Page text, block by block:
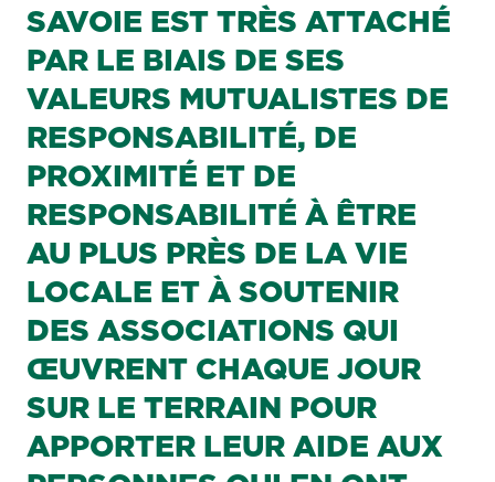
SAVOIE EST TRÈS ATTACHÉ
PAR LE BIAIS DE SES
VALEURS MUTUALISTES DE
RESPONSABILITÉ, DE
PROXIMITÉ ET DE
RESPONSABILITÉ À ÊTRE
AU PLUS PRÈS DE LA VIE
LOCALE ET À SOUTENIR
DES ASSOCIATIONS QUI
ŒUVRENT CHAQUE JOUR
SUR LE TERRAIN POUR
APPORTER LEUR AIDE AUX